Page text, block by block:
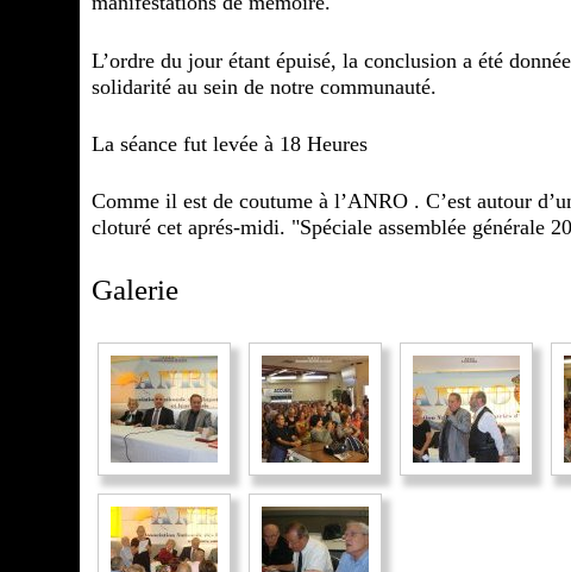
L’ordre du jour étant épuisé, la conclusion a été
solidarité au sein de notre communauté.
La séance fut levée à 18 Heures
Comme il est de coutume à l’ANRO . C’est autour
cloturé cet aprés-midi. "Spéciale assemblée générale
Galerie